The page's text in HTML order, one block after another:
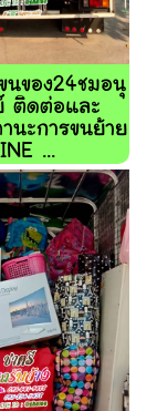
นของ24ชมอนุ
ติดต่อและ
นะการขนย้าย
...